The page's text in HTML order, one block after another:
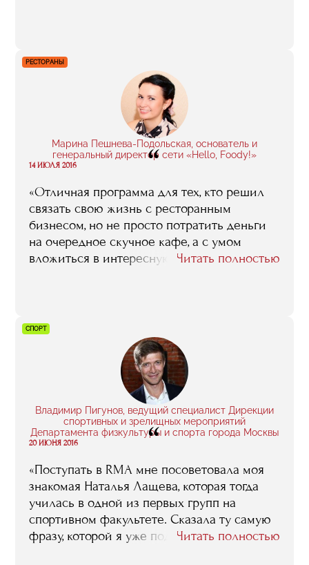
серьезный юридический бэкграунд не
мешал почувствовать эту легкость: я с
удовольствием ходила на занятия, стараясь
не пропускать их, решала кейсы, и даже
участвовала в волонтерских программах.
Вообще, мне не хотелось заканчивать
обучение, не хотелось уходить. Бесценно,
людей, с которыми мы активно общаемся и
дружим».
РЕСТОРАНЫ
Марина Пешнева-Подольская, основатель и
генеральный директор сети «Hello, Foody!»
“
14 ИЮЛЯ 2016
«Отличная программа для тех, кто решил
связать свою жизнь с ресторанным
бизнесом, но не просто потратить деньги
на очередное скучное кафе, а с умом
вложиться в интересную историю, которая
Читать полностью
СПОРТ
Владимир Пигунов, ведущий специалист Дирекции
спортивных и зрелищных мероприятий
Департамента физкультуры и спорта города Москвы
“
20 ИЮНЯ 2016
«Поступать в RMA мне посоветовала моя
знакомая Наталья Лащева, которая тогда
училась в одной из первых групп на
спортивном факультете. Сказала ту самую
фразу, которой я уже поделился: мол,
Читать полностью